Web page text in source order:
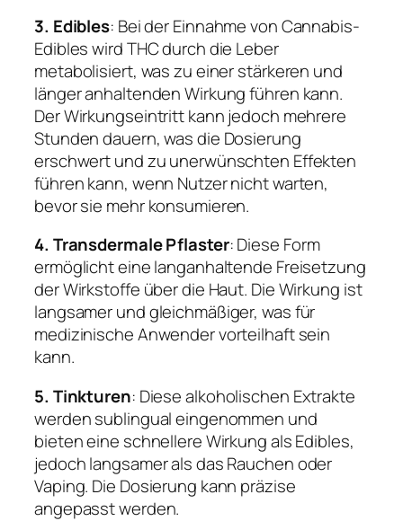
3. Edibles: Bei der Einnahme von Cannabis-
Edibles wird THC durch die Leber
metabolisiert, was zu einer stärkeren und
länger anhaltenden Wirkung führen kann.
Der Wirkungseintritt kann jedoch mehrere
Stunden dauern, was die Dosierung
erschwert und zu unerwünschten Effekten
führen kann, wenn Nutzer nicht warten,
bevor sie mehr konsumieren.
4. Transdermale Pflaster: Diese Form
ermöglicht eine langanhaltende Freisetzung
der Wirkstoffe über die Haut. Die Wirkung ist
langsamer und gleichmäßiger, was für
medizinische Anwender vorteilhaft sein
kann.
5. Tinkturen: Diese alkoholischen Extrakte
werden sublingual eingenommen und
bieten eine schnellere Wirkung als Edibles,
jedoch langsamer als das Rauchen oder
Vaping. Die Dosierung kann präzise
angepasst werden.